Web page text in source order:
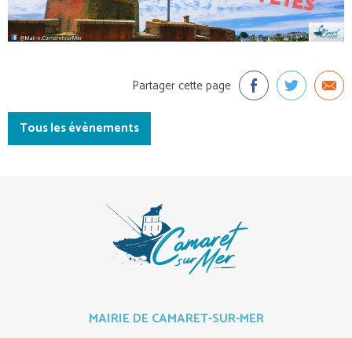
Partager cette page
Tous les évènements
MAIRIE DE CAMARET-SUR-MER